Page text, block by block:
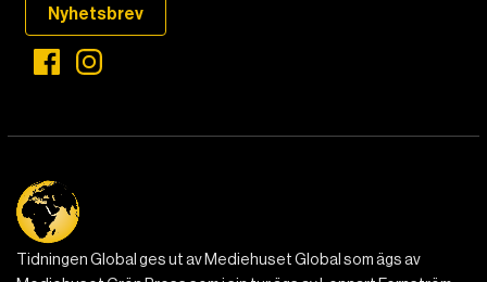
Nyhetsbrev
Tidningen Global ges ut av Mediehuset Global som ägs av